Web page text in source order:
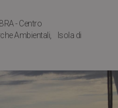
- Centro
Ambientali
Isola di